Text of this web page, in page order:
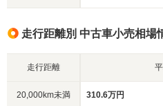
走行距離別 中古車小売相場
走行距離
20,000km未満 310.6万円